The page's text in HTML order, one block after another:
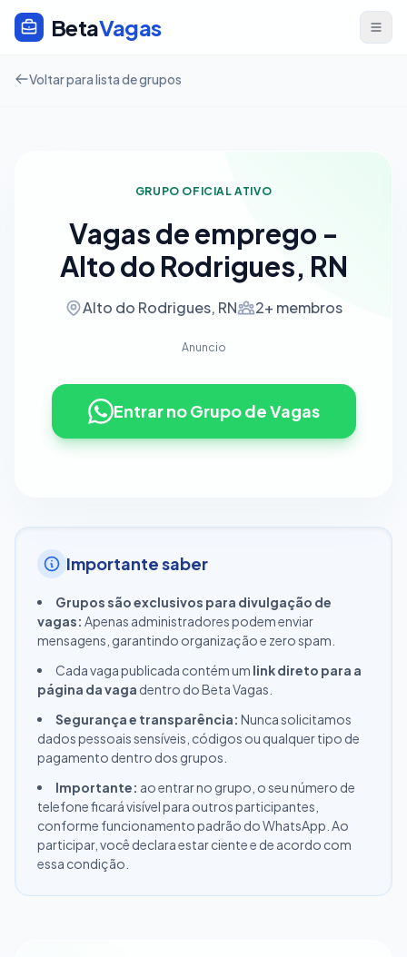
BetaVagas
Voltar para lista de grupos
GRUPO OFICIAL ATIVO
Vagas de emprego -
Alto do Rodrigues, RN
Alto do Rodrigues, RN 2+ membros
Anuncio
Entrar no Grupo de Vagas
Importante saber
Grupos são exclusivos para divulgação de
vagas: Apenas administradores podem enviar
mensagens, garantindo organização e zero spam.
Cada vaga publicada contém um link direto para a
página da vaga dentro do Beta Vagas.
Segurança e transparência: Nunca solicitamos
dados pessoais sensíveis, códigos ou qualquer tipo de
pagamento dentro dos grupos.
Importante: ao entrar no grupo, o seu número de
telefone ficará visível para outros participantes,
conforme funcionamento padrão do WhatsApp. Ao
participar, você declara estar ciente e de acordo com
essa condição.